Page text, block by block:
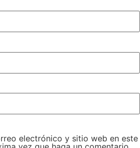
electrónico y sitio web en este